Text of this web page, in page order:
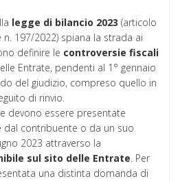
legge di bilancio 2023 (articolo
n. 197/2022) spiana la strada ai
definire le controversie fiscali
Entrate, pendenti al 1° gennaio
del giudizio, compreso quello in
di rinvio.
devono essere presentate
dal contribuente o da un suo
2023 attraverso la
sul sito delle Entrate. Per
una distinta domanda di